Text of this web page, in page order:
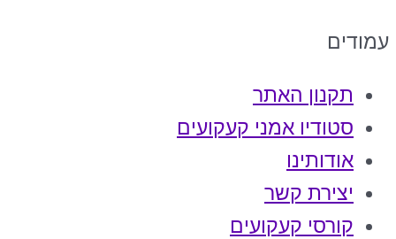
עמודים
תקנון האתר
סטודיו אמני קעקועים
אודותינו
יצירת קשר
קורסי קעקועים